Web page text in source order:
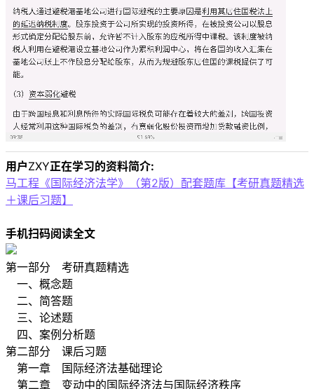
用户ZXY正在学习的资料简介:
马工程《国际经济法学》（第2版）配套题库【考研真题精选
＋课后习题】
手机扫码阅读全文
第一部分 考研真题精选
一、概念题
二、简答题
三、论述题
四、案例分析题
第二部分 课后习题
第一章 国际经济法基础理论
第二章 变动中的国际经济法与国际经济秩序